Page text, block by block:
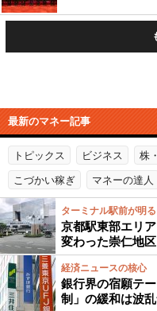
最新のマネー記事
トピックス ビジネス 株
こづかい稼ぎ マネーの達人
ターミナル駅前が明
京都駅東部エリ
変わった崇仁地
経済ニュースの核心
銀行界の宿願テ
制」の緩和は波